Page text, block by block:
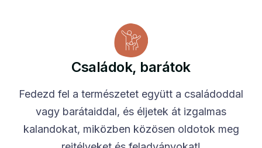
Családok, barátok
Fedezd fel a természetet együtt a családoddal
vagy barátaiddal, és éljetek át izgalmas
kalandokat, miközben közösen oldotok meg